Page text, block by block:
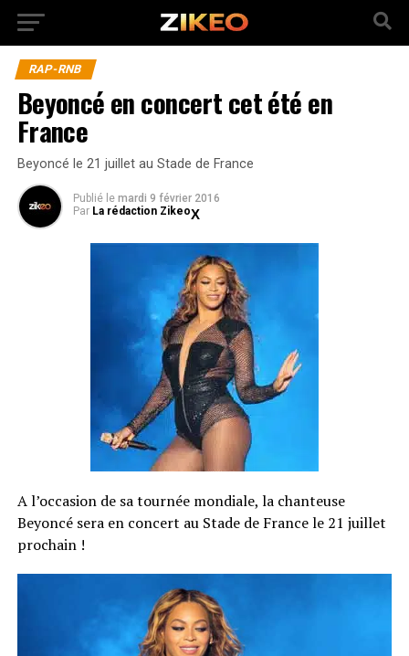
RAP-RNB
Beyoncé en concert cet été en
France
Beyoncé le 21 juillet au Stade de France
Publié le mardi 9 février 2016
Par La rédaction Zikeo
A l’occasion de sa tournée mondiale, la chanteuse
Beyoncé sera en concert au Stade de France le 21 juillet
prochain !